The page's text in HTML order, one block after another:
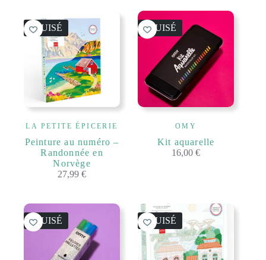
ÉPUISÉ
LA PETITE ÉPICERIE
Peinture au numéro –
Randonnée en
Norvège
27,99€
ÉPUISÉ
OMY
Kit aquarelle
16,00€
ÉPUISÉ ÉPUISÉ